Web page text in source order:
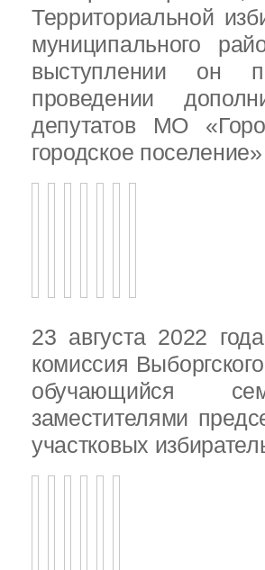
Территориальной
муниципального
выступлении он
проведении
депутатов МО
городское поселение»
23 августа 2022
комиссия
обучающийся
заместителями
участковых